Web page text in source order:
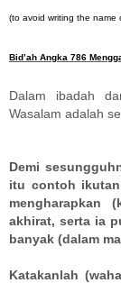
(to avoid writing the name
Bid’ah Angka 786
Dalam ibadah
Wasalam adalah
Demi
itu contoh
mengharapkan
akhirat, serta ia
banyak (dalam
Katakanlah